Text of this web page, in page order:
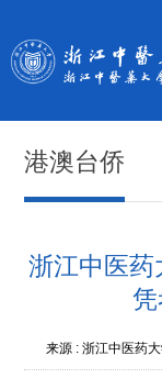
港澳台侨
浙江中医
来源 : 浙江中医药